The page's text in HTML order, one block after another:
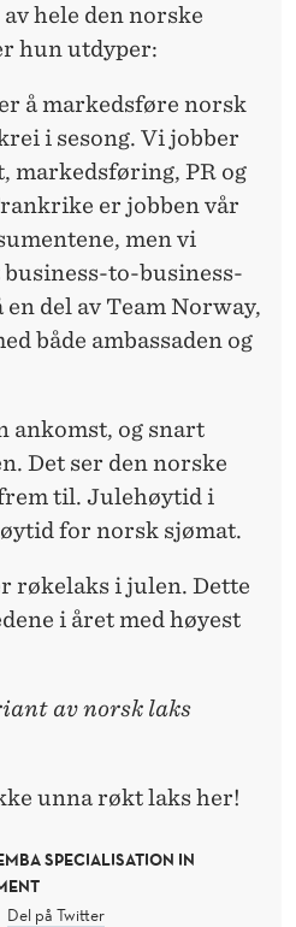
hele den norske
hun utdyper:
å markedsføre norsk
i sesong. Vi jobber
markedsføring, PR og
er jobben vår
men vi
business-to-business-
del av Team Norway,
både ambassaden og
ankomst, og snart
Det ser den norske
til. Julehøytid i
for norsk sjømat.
røkelaks i julen. Dette
i året med høyest
av norsk laks
unna røkt laks her!
SPECIALISATION IN
Del på Twitter